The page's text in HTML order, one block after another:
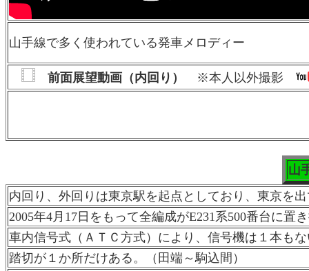
山手線で多く使われている発車メロディー
前面展望動画（内回り） ※本人以外撮影
山
内回り、外回りは東京駅を起点としており、東京を
2005年4月17日をもって全編成がE231系500番台に
車内信号式（ＡＴＣ方式）により、信号機は１本も
踏切が１か所だけある。（田端～駒込間）